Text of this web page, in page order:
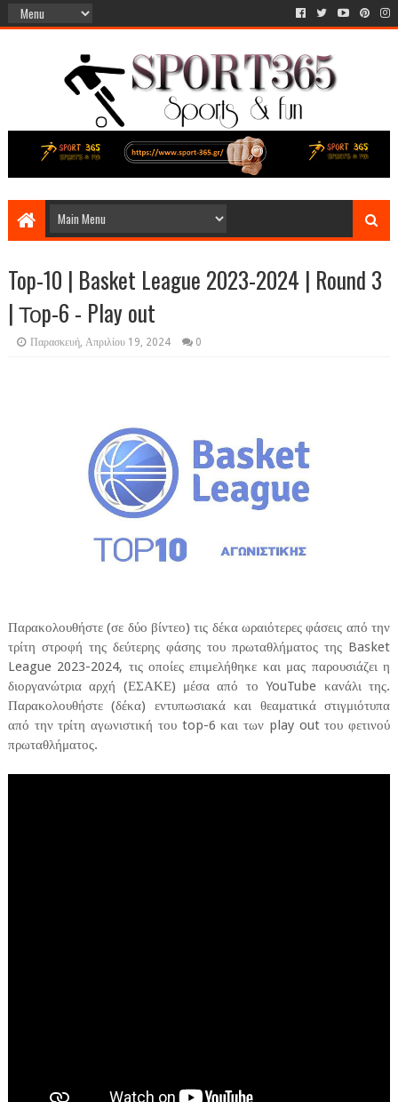
Top-10 | Basket League 2023-2024 | Round 3
| Τοp-6 - Play out
Παρασκευή, Απριλίου 19, 2024 0
Παρακολουθήστε (σε δύο βίντεο) τις δέκα ωραιότερες φάσεις από την
τρίτη στροφή της δεύτερης φάσης του πρωταθλήματος της Basket
League 2023-2024, τις οποίες επιμελήθηκε και μας παρουσιάζει η
διοργανώτρια αρχή (ΕΣΑΚΕ) μέσα από το YouTube κανάλι της.
Παρακολουθήστε (δέκα) εντυπωσιακά και θεαματικά στιγμιότυπα
από την τρίτη αγωνιστική του top-6 και των play out του φετινού
πρωταθλήματος.